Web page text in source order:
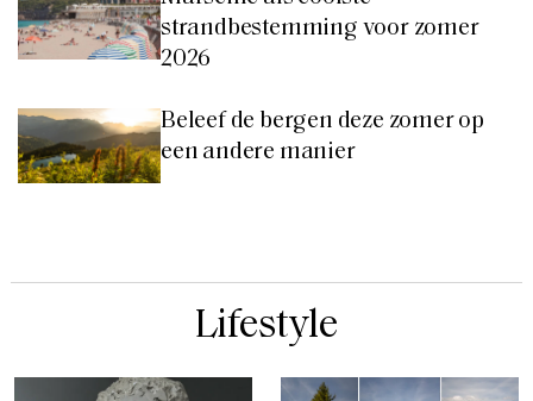
strandbestemming voor zomer
2026
Beleef de bergen deze zomer op
een andere manier
Lifestyle